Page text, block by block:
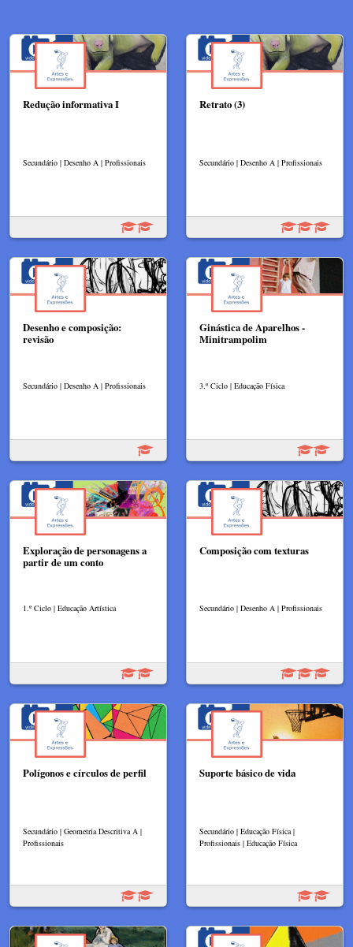
Redução informativa I
Secundário | Desenho A | Profissionais
Retrato (3)
Secundário | Desenho A | Profissionais
Desenho e composição:
revisão
Secundário | Desenho A | Profissionais
Ginástica de Aparelhos -
Minitrampolim
3.º Ciclo | Educação Física
Exploração de personagens a
partir de um conto
1.º Ciclo | Educação Artística
Composição com texturas
Secundário | Desenho A | Profissionais
Polígonos e círculos de perfil
Secundário | Geometria Descritiva A |
Profissionais
Suporte básico de vida
Secundário | Educação Física |
Profissionais | Educação Física